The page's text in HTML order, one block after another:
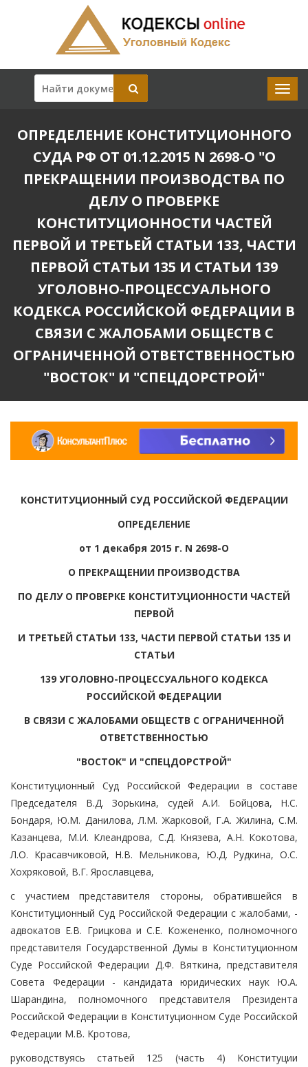
ОПРЕДЕЛЕНИЕ КОНСТИТУЦИОННОГО
СУДА РФ ОТ 01.12.2015 N 2698-О "О
ПРЕКРАЩЕНИИ ПРОИЗВОДСТВА ПО
ДЕЛУ О ПРОВЕРКЕ
КОНСТИТУЦИОННОСТИ ЧАСТЕЙ
ПЕРВОЙ И ТРЕТЬЕЙ СТАТЬИ 133, ЧАСТИ
ПЕРВОЙ СТАТЬИ 135 И СТАТЬИ 139
УГОЛОВНО-ПРОЦЕССУАЛЬНОГО
КОДЕКСА РОССИЙСКОЙ ФЕДЕРАЦИИ В
СВЯЗИ С ЖАЛОБАМИ ОБЩЕСТВ С
ОГРАНИЧЕННОЙ ОТВЕТСТВЕННОСТЬЮ
"ВОСТОК" И "СПЕЦДОРСТРОЙ"
КОНСТИТУЦИОННЫЙ СУД РОССИЙСКОЙ ФЕДЕРАЦИИ
ОПРЕДЕЛЕНИЕ
от 1 декабря 2015 г. N 2698-О
О ПРЕКРАЩЕНИИ ПРОИЗВОДСТВА
ПО ДЕЛУ О ПРОВЕРКЕ КОНСТИТУЦИОННОСТИ ЧАСТЕЙ
ПЕРВОЙ
И ТРЕТЬЕЙ СТАТЬИ 133, ЧАСТИ ПЕРВОЙ СТАТЬИ 135 И
СТАТЬИ
139 УГОЛОВНО-ПРОЦЕССУАЛЬНОГО КОДЕКСА
РОССИЙСКОЙ ФЕДЕРАЦИИ
В СВЯЗИ С ЖАЛОБАМИ ОБЩЕСТВ С ОГРАНИЧЕННОЙ
ОТВЕТСТВЕННОСТЬЮ
"ВОСТОК" И "СПЕЦДОРСТРОЙ"
Конституционный Суд Российской Федерации в составе
Председателя В.Д. Зорькина, судей А.И. Бойцова, Н.С.
Бондаря, Ю.М. Данилова, Л.М. Жарковой, Г.А. Жилина, С.М.
Казанцева, М.И. Клеандрова, С.Д. Князева, А.Н. Кокотова,
Л.О. Красавчиковой, Н.В. Мельникова, Ю.Д. Рудкина, О.С.
Хохряковой, В.Г. Ярославцева,
с участием представителя стороны, обратившейся в
Конституционный Суд Российской Федерации с жалобами, -
адвокатов Е.В. Грицкова и С.Е. Кожененко, полномочного
представителя Государственной Думы в Конституционном
Суде Российской Федерации Д.Ф. Вяткина, представителя
Совета Федерации - кандидата юридических наук Ю.А.
Шарандина, полномочного представителя Президента
Российской Федерации в Конституционном Суде Российской
Федерации М.В. Кротова,
руководствуясь статьей 125 (часть 4) Конституции